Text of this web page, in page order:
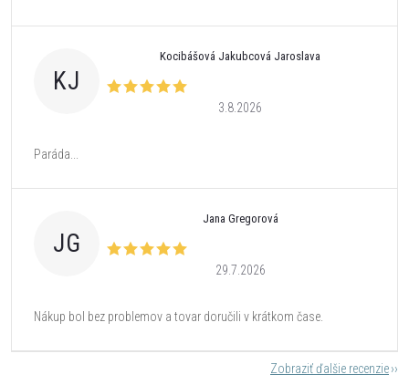
KJ
Kocibášová Jakubcová Jaroslava
3.8.2026
Paráda...
JG
Jana Gregorová
29.7.2026
Nákup bol bez problemov a tovar doručili v krátkom čase.
Zobraziť ďalšie recenzie